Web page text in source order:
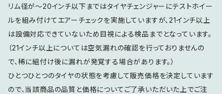
リム径が～20インチ以下まではタイヤチェンジャーにテストホイー
ルを組み付けてエアーチェックを実施していますが、21インチ以上
は設備対応できていないため目視による検品までとなっています。
（21インチ以上については空気漏れの確認を行っておりませんの
で、稀に組付け後に漏れが発覚する場合があります。）
ひとつひとつのタイヤの状態を考慮して販売価格を決定しています
ので、当該商品の品質と価格についてご了承いただいた上でご注